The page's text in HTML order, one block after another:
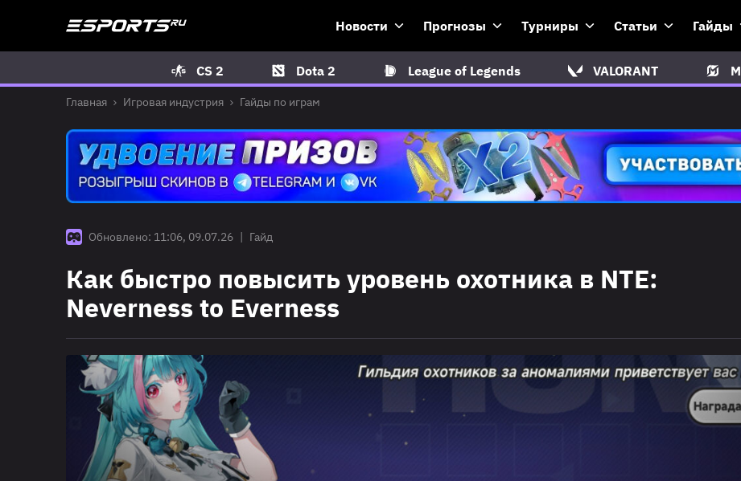
Новости Прогнозы Турниры Статьи Гайды
CS 2 Dota 2 League of Legends VALORANT
Главная Игровая индустрия Гайды по играм
Обновлено: 11:06, 09.07.26 | Гайд
Как быстро повысить уровень охотника в NTE:
Neverness to Everness